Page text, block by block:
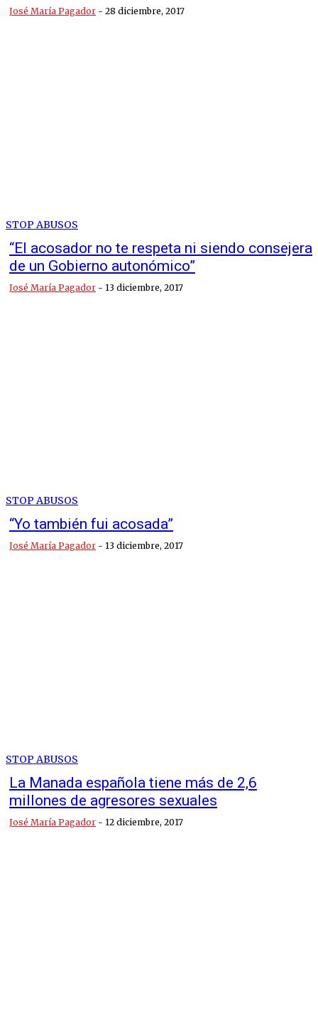
José María Pagador - 28 diciembre, 2017
STOP ABUSOS
“El acosador no te respeta ni siendo consejera
de un Gobierno autonómico”
José María Pagador - 13 diciembre, 2017
STOP ABUSOS
“Yo también fui acosada”
José María Pagador - 13 diciembre, 2017
STOP ABUSOS
La Manada española tiene más de 2,6
millones de agresores sexuales
José María Pagador - 12 diciembre, 2017